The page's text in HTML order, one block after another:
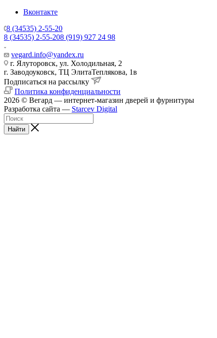
Вконтакте
8 (34535) 2-55-20
8 (34535) 2-55-208 (919) 927 24 98
vegard.info@yandex.ru
г. Ялуторовск, ул. Холодильная, 2
г. Заводоуковск, ​ТЦ Элита​Теплякова, 1в
Подписаться на рассылку
Политика конфиденциальности
2026 © Вегард — интернет-магазин дверей и фурнитуры
Разработка сайта — Starcev Digital
Найти